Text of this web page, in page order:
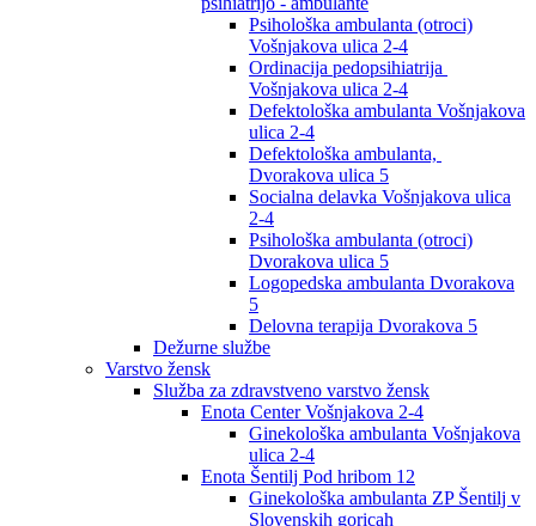
Psihološka ambulanta (otroci)
Vošnjakova ulica 2-4
Ordinacija pedopsihiatrija
Vošnjakova ulica 2-4
Defektološka ambulanta Vošnjakova
ulica 2-4
Defektološka ambulanta,
Dvorakova ulica 5
Socialna delavka Vošnjakova ulica
2-4
Psihološka ambulanta (otroci)
Dvorakova ulica 5
Logopedska ambulanta Dvorakova
5
Delovna terapija Dvorakova 5
Dežurne službe
Varstvo žensk
Služba za zdravstveno varstvo žensk
Enota Center Vošnjakova 2-4
Ginekološka ambulanta Vošnjakova
ulica 2-4
Enota Šentilj Pod hribom 12
Ginekološka ambulanta ZP Šentilj v
Slovenskih goricah